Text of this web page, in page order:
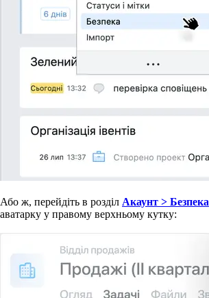
Або ж, перейдіть в розділ Акаунт > Безпека
аватарку у правому верхньому кутку: